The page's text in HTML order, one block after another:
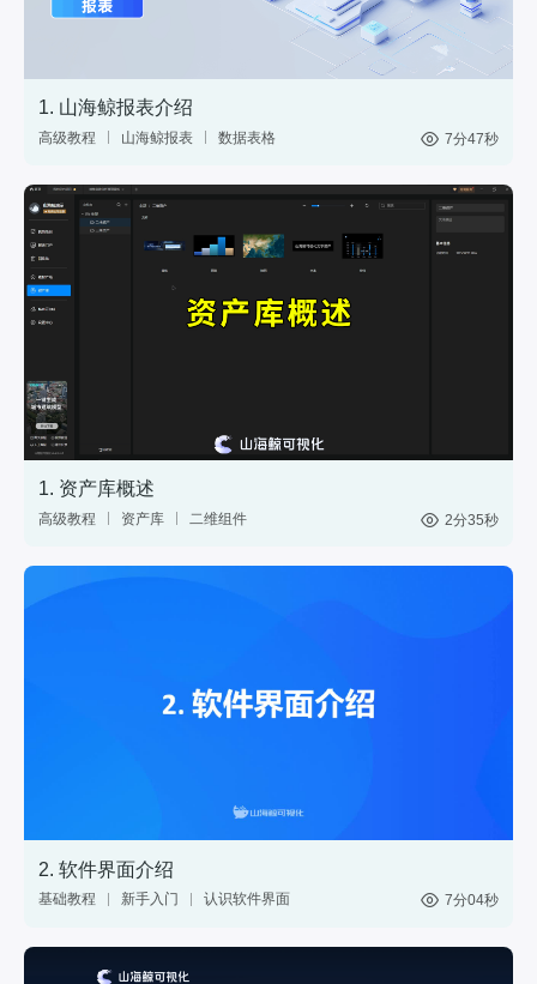
1. 山海鲸报表介绍
高级教程 山海鲸报表
数据表格
7分47秒
1. 资产库概述
高级教程 资产库
二维组件
2分35秒
2. 软件界面介绍
基础教程 新手入门
认识软件界面
7分04秒